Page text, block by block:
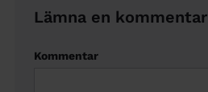
Lämna en kommentar
Kommentar